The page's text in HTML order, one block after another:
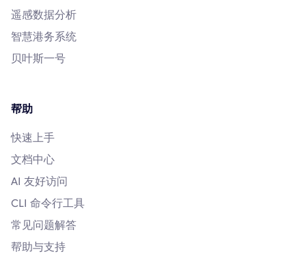
遥感数据分析
智慧港务系统
贝叶斯一号
帮助
快速上手
文档中心
AI 友好访问
CLI 命令行工具
常见问题解答
帮助与支持